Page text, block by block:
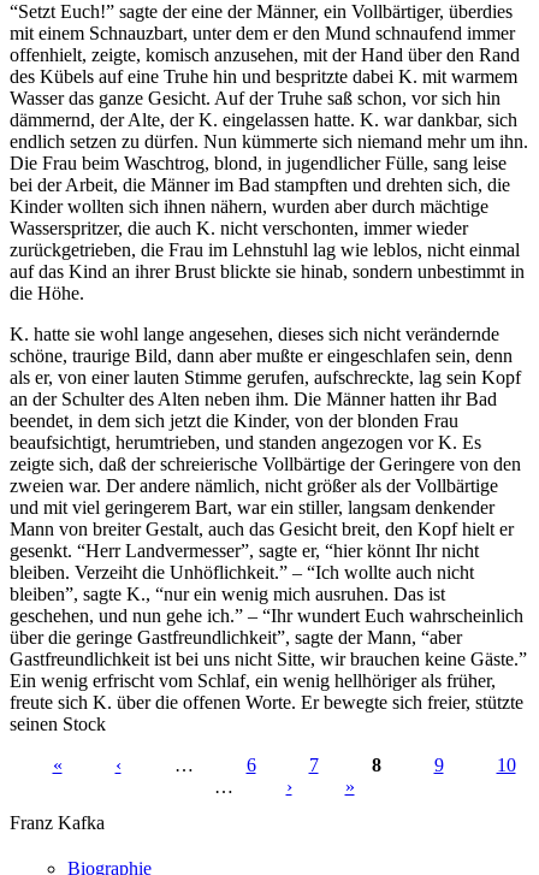
“Setzt Euch!” sagte der eine der Männer, ein Vollbärtiger, überdies
mit einem Schnauzbart, unter dem er den Mund schnaufend immer
offenhielt, zeigte, komisch anzusehen, mit der Hand über den Rand
des Kübels auf eine Truhe hin und bespritzte dabei K. mit warmem
Wasser das ganze Gesicht. Auf der Truhe saß schon, vor sich hin
dämmernd, der Alte, der K. eingelassen hatte. K. war dankbar, sich
endlich setzen zu dürfen. Nun kümmerte sich niemand mehr um ihn.
Die Frau beim Waschtrog, blond, in jugendlicher Fülle, sang leise
bei der Arbeit, die Männer im Bad stampften und drehten sich, die
Kinder wollten sich ihnen nähern, wurden aber durch mächtige
Wasserspritzer, die auch K. nicht verschonten, immer wieder
zurückgetrieben, die Frau im Lehnstuhl lag wie leblos, nicht einmal
auf das Kind an ihrer Brust blickte sie hinab, sondern unbestimmt in
die Höhe.
K. hatte sie wohl lange angesehen, dieses sich nicht verändernde
schöne, traurige Bild, dann aber mußte er eingeschlafen sein, denn
als er, von einer lauten Stimme gerufen, aufschreckte, lag sein Kopf
an der Schulter des Alten neben ihm. Die Männer hatten ihr Bad
beendet, in dem sich jetzt die Kinder, von der blonden Frau
beaufsichtigt, herumtrieben, und standen angezogen vor K. Es
zeigte sich, daß der schreierische Vollbärtige der Geringere von den
zweien war. Der andere nämlich, nicht größer als der Vollbärtige
und mit viel geringerem Bart, war ein stiller, langsam denkender
Mann von breiter Gestalt, auch das Gesicht breit, den Kopf hielt er
gesenkt. “Herr Landvermesser”, sagte er, “hier könnt Ihr nicht
bleiben. Verzeiht die Unhöflichkeit.” – “Ich wollte auch nicht
bleiben”, sagte K., “nur ein wenig mich ausruhen. Das ist
geschehen, und nun gehe ich.” – “Ihr wundert Euch wahrscheinlich
über die geringe Gastfreundlichkeit”, sagte der Mann, “aber
Gastfreundlichkeit ist bei uns nicht Sitte, wir brauchen keine Gäste.”
Ein wenig erfrischt vom Schlaf, ein wenig hellhöriger als früher,
freute sich K. über die offenen Worte. Er bewegte sich freier, stützte
seinen Stock
« ‹ … 6 7 8 9
10
…
›
»
Franz Kafka
Biographie